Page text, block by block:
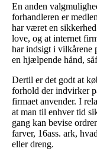
En anden
forhandleren er
har været en
love, og at internet
har indsigt i vilkårene
en hjælpende hånd,
Dertil er det godt at
forhold der indvirker
firmaet anvender. I
at man til enhver tid
gang kan bevise
farver, 16ass. ark,
eller dreng.